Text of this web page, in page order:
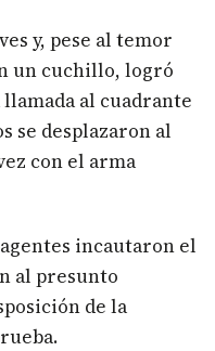
y, pese al temor
un cuchillo, logró
al cuadrante
se desplazaron al
con el arma
incautaron el
al presunto
de la